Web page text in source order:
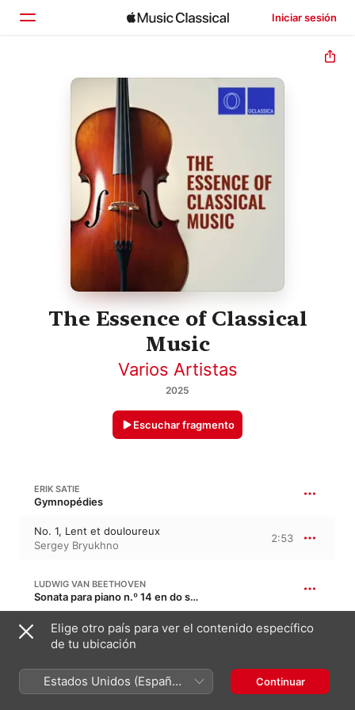
Iniciar sesión
Inicio
Explorar
Buscar
The Essence of Classical
Music
Varios Artistas
2025
Escuchar fragmento
ERIK SATIE
Gymnopédies
No. 1, Lent et douloureux
Sergey Bryukhno
2:53
LUDWIG VAN BEETHOVEN
Sonata para piano n.º 14 en do sostenido menor, Op. 27/2 · “Claro de luna”
I. Adagio sostenuto
Katya Kramer-Lapin
5:43
CLAUDE DEBUSSY
Suite bergamasque, CD 82, L. 75
Elige otro país para ver el contenido específico
de tu ubicación
Estados Unidos (Español
México)
Continuar